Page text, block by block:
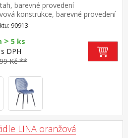
barevné provedení
konstrukce, barevné provedení
sedu 50 cm doporučená nosnost
90913
> 5 ks
s DPH
Kč **
LINA oranžová